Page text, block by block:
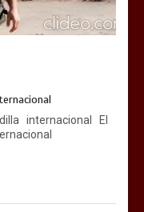
internacional El